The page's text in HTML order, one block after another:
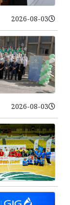
2026-08-03
2026-08-03